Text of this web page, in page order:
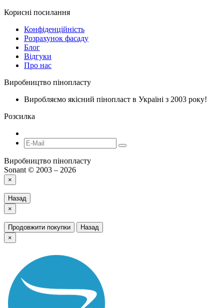
Корисні посилання
Конфіденційність
Розрахунок фасаду
Блог
Відгуки
Про нас
Виробництво пінопласту
Виробляємо якісний пінопласт в Україні з 2003 року!
Розсилка
Виробництво пінопласту
Sonant © 2003 – 2026
×
Назад
×
Продовжити покупки
Назад
×